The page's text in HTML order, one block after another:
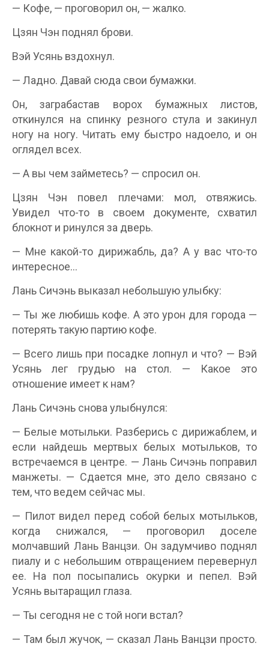
— Кофе, — проговорил он, — жалко.
Цзян Чэн поднял брови.
Вэй Усянь вздохнул.
— Ладно. Давай сюда свои бумажки.
Он, заграбастав ворох бумажных листов,
откинулся на спинку резного стула и закинул
ногу на ногу. Читать ему быстро надоело, и он
оглядел всех.
— А вы чем займетесь? — спросил он.
Цзян Чэн повел плечами: мол, отвяжись.
Увидел что-то в своем документе, схватил
блокнот и ринулся за дверь.
— Мне какой-то дирижабль, да? А у вас что-то
интересное…
Лань Сичэнь выказал небольшую улыбку:
— Ты же любишь кофе. А это урон для города —
потерять такую партию кофе.
— Всего лишь при посадке лопнул и что? — Вэй
Усянь лег грудью на стол. — Какое это
отношение имеет к нам?
Лань Сичэнь снова улыбнулся:
— Белые мотыльки. Разберись с дирижаблем, и
если найдешь мертвых белых мотыльков, то
встречаемся в центре. — Лань Сичэнь поправил
манжеты. — Сдается мне, это дело связано с
тем, что ведем сейчас мы.
— Пилот видел перед собой белых мотыльков,
когда снижался, — проговорил доселе
молчавший Лань Ванцзи. Он задумчиво поднял
пиалу и с небольшим отвращением перевернул
ее. На пол посыпались окурки и пепел. Вэй
Усянь вытаращил глаза.
— Ты сегодня не с той ноги встал?
— Там был жучок, — сказал Лань Ванцзи просто.